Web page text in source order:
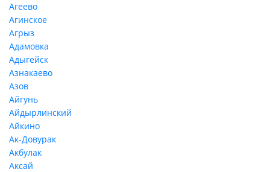
Агеево
Агинское
Агрыз
Адамовка
Адыгейск
Азнакаево
Азов
Айгунь
Айдырлинский
Айкино
Ак-Довурак
Акбулак
Аксай